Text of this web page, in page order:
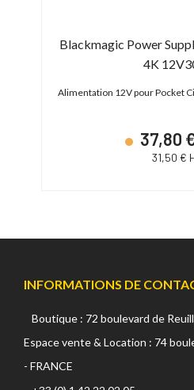
Blackmagic Power
4K
Alimentation 12V pour Pocket
37,80
31,50 €
INFORMATIONS DE
Boutique : 72 boulevard de
Espace vente & Location : 74
- FRANCE